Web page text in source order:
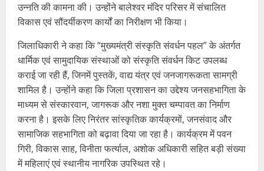
उन्नति की कामना की। उन्होंने बालेश्वर मंदिर परिसर में संचालित
विकास एवं सौंदर्यीकरण कार्यों का निरीक्षण भी किया।
जिलाधिकारी ने कहा कि “मुख्यमंत्री संस्कृति संवर्धन पहल” के अंतर्गत
धार्मिक एवं सामुदायिक संस्थाओं को संस्कृति संवर्धन किट उपलब्ध
कराई जा रही हैं, जिनमें पुस्तकें, वाद्य यंत्र एवं जनजागरूकता सामग्री
शामिल है। उन्होंने कहा कि जिला प्रशासन का उद्देश्य जनसहभागिता के
माध्यम से संस्कारवान, जागरूक और नशा मुक्त चम्पावत का निर्माण
करना है। इसके लिए निरंतर सांस्कृतिक कार्यक्रमों, जनसंवाद और
सामाजिक सहभागिता को बढ़ावा दिया जा रहा है। कार्यक्रम में पवन
गिरी, विकास साह, विनीता फर्त्याल, अशोक अधिकारी सहित बड़ी संख्या
में महिलाएं एवं स्थानीय नागरिक उपस्थित रहे।